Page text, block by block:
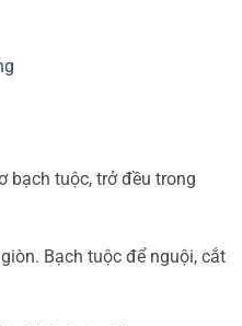
bạch tuộc, trở đều trong
Bạch tuộc để nguội, cắt